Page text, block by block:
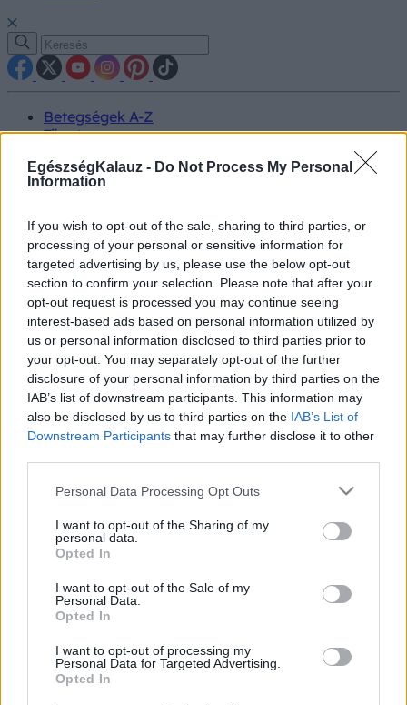
EgészségKalauz - Do Not Process My Personal
Information
If you wish to opt-out of the sale, sharing to third parties, or
processing of your personal or sensitive information for
targeted advertising by us, please use the below opt-out
section to confirm your selection. Please note that after your
opt-out request is processed you may continue seeing
interest-based ads based on personal information utilized by
us or personal information disclosed to third parties prior to
your opt-out. You may separately opt-out of the further
disclosure of your personal information by third parties on the
IAB’s list of downstream participants. This information may
also be disclosed by us to third parties on the IAB’s List of
Downstream Participants that may further disclose it to other
Please note that this website/app uses one or more Google
not limited to your visit or usage behaviour. You may click to
grant or deny consent to Google and its third-party tags to
use your data for below specified purposes in below Google
consent section.
Personal Data Processing Opt Outs
I want to opt-out of the Sharing of my
personal data.
Opted In
I want to opt-out of the Sale of my
Personal Data.
Opted In
I want to opt-out of processing my
Personal Data for Targeted Advertising.
Opted In
Betegségek A-Z
Tünet
Kezelés
Életmódváltás
Prevenció
Hírek
Videók
Kisállatok egészsége
#allergia#influenza#cukorbetegség
#orvosmeteorológia#vérnyomás#stroke#rákbetegség
#pajzsmirigy #reflux#ekcéma #herpesz
Regisztráció
Vércsoport